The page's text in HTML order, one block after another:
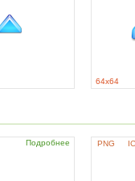
64x64
Подробнее PNG